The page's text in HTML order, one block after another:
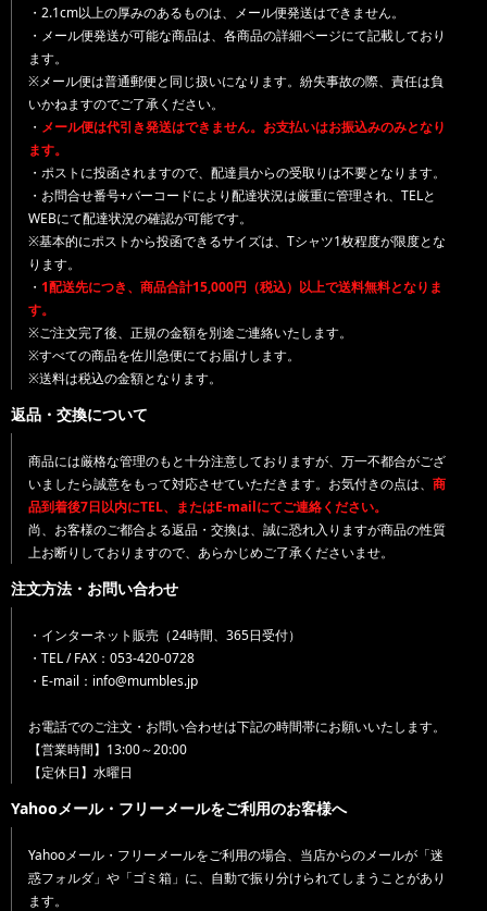
・2.1cm以上の厚みのあるものは、メール便発送はできません。
・メール便発送が可能な商品は、各商品の詳細ページにて記載しており
ます。
※メール便は普通郵便と同じ扱いになります。紛失事故の際、責任は負
いかねますのでご了承ください。
・ メール便は代引き発送はできません。お支払いはお振込みのみとなり
ます。
・ポストに投函されますので、配達員からの受取りは不要となります。
・お問合せ番号+バーコードにより配達状況は厳重に管理され、TELと
WEBにて配達状況の確認が可能です。
※基本的にポストから投函できるサイズは、Tシャツ1枚程度が限度とな
ります。
・ 1配送先につき、商品合計15,000円（税込）以上で送料無料となりま
す。
※ご注文完了後、正規の金額を別途ご連絡いたします。
※すべての商品を佐川急便にてお届けします。
※送料は税込の金額となります。
返品・交換について
商品には厳格な管理のもと十分注意しておりますが、万一不都合がござ
いましたら誠意をもって対応させていただきます。お気付きの点は、 商
品到着後7日以内にTEL、またはE-mailにてご連絡ください。
尚、お客様のご都合よる返品・交換は、誠に恐れ入りますが商品の性質
上お断りしておりますので、あらかじめご了承くださいませ。
注文方法・お問い合わせ
・インターネット販売（24時間、365日受付）
・TEL / FAX：053-420-0728
・E-mail：info@mumbles.jp
お電話でのご注文・お問い合わせは下記の時間帯にお願いいたします。
【営業時間】13:00～20:00
【定休日】水曜日
Yahooメール・フリーメールをご利用のお客様へ
Yahooメール・フリーメールをご利用の場合、当店からのメールが「迷
惑フォルダ」や「ゴミ箱」に、自動で振り分けられてしまうことがあり
ます。